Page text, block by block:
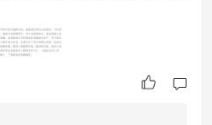
利率来看，资金利率在税
幅震荡；关键国债利率则继
的状态；整体符合我们前期
续保持窄幅波动的可能性更
，市场利率明显回落，其中